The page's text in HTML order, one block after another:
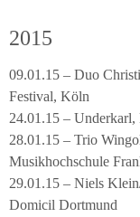
2015
09.01.15 – Duo
Festival, Köln
24.01.15 – Underkarl,
28.01.15 – Trio
Musikhochschule
29.01.15 – Niels
Domicil Dortmund